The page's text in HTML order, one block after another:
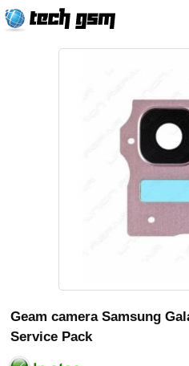
Geam camera Samsung
Service Pack